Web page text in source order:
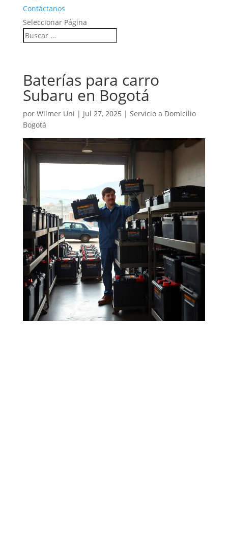
Contáctanos
Seleccionar Página
Baterías para carro
Subaru en Bogotá
por Wilmer Uni | Jul 27, 2025 | Servicio a Domicilio
Bogotá